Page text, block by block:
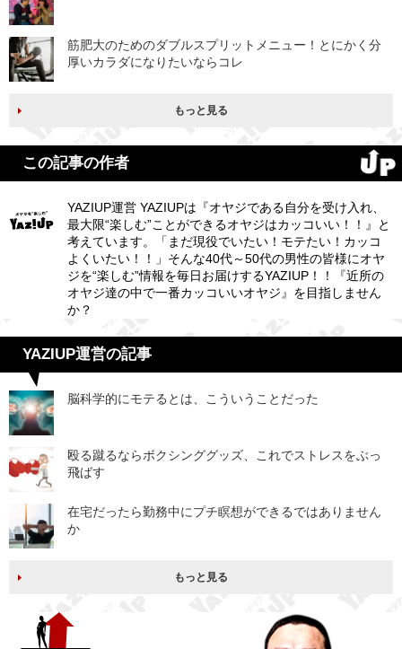
筋肥大のためのダブルスプリットメニュー！とにかく分
厚いカラダになりたいならコレ
もっと見る
この記事の作者
YAZIUP運営 YAZIUPは『オヤジである自分を受け入れ、
最大限“楽しむ”ことができるオヤジはカッコいい！！』と
考えています。「まだ現役でいたい！モテたい！カッコ
よくいたい！！」そんな40代～50代の男性の皆様にオヤ
ジを“楽しむ”情報を毎日お届けするYAZIUP！！『近所の
オヤジ達の中で一番カッコいいオヤジ』を目指しません
か？
YAZIUP運営の記事
脳科学的にモテるとは、こういうことだった
殴る蹴るならボクシンググッズ、これでストレスをぶっ
飛ばす
在宅だったら勤務中にプチ瞑想ができるではありません
か
もっと見る